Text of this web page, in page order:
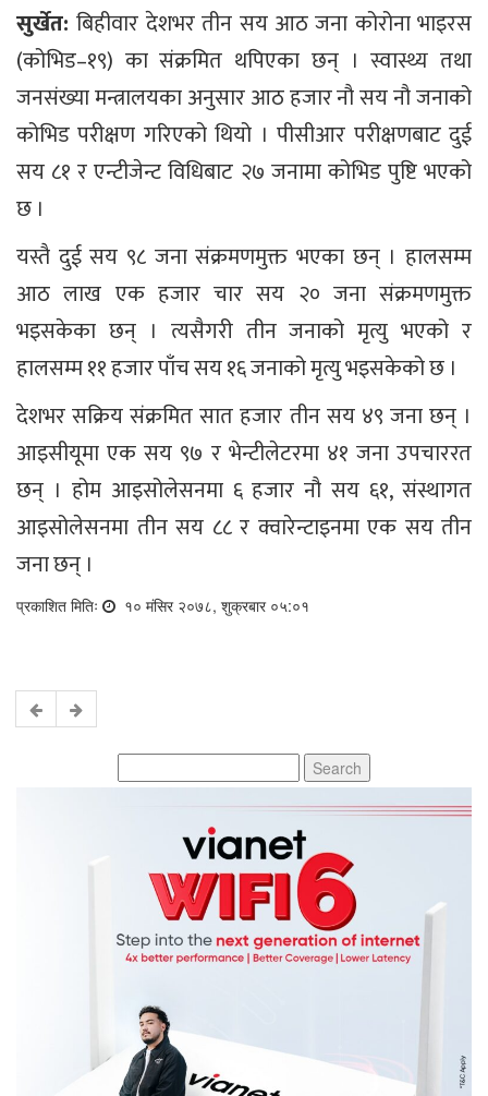
सुर्खेत:बिहीवार देशभर तीन सय आठ जना कोरोना भाइरस
(कोभिड–१९) का संक्रमित थपिएका छन् । स्वास्थ्य तथा
जनसंख्या मन्त्रालयका अनुसार आठ हजार नौ सय नौ जनाको
कोभिड परीक्षण गरिएको थियो । पीसीआर परीक्षणबाट दुई
सय ८१ र एन्टीजेन्ट विधिबाट २७ जनामा कोभिड पुष्टि भएको
छ ।
यस्तै दुई सय ९८ जना संक्रमणमुक्त भएका छन् । हालसम्म
आठ लाख एक हजार चार सय २० जना संक्रमणमुक्त
भइसकेका छन् । त्यसैगरी तीन जनाको मृत्यु भएको र
हालसम्म ११ हजार पाँच सय १६ जनाको मृत्यु भइसकेको छ ।
देशभर सक्रिय संक्रमित सात हजार तीन सय ४९ जना छन् ।
आइसीयूमा एक सय ९७ र भेन्टीलेटरमा ४१ जना उपचाररत
छन् । होम आइसोलेसनमा ६ हजार नौ सय ६१, संस्थागत
आइसोलेसनमा तीन सय ८८ र क्वारेन्टाइनमा एक सय तीन
जना छन् ।
प्रकाशित मितिः १० मंसिर २०७८, शुक्रबार ०५:०१
for: